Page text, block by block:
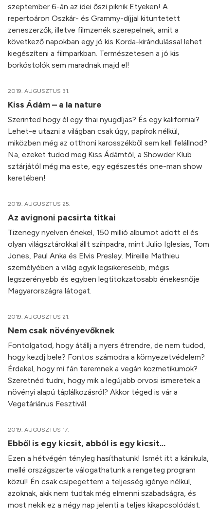
szeptember 6-án az idei őszi piknik Etyeken! A
repertoáron Oszkár- és Grammy-díjjal kitüntetett
zeneszerzők, illetve filmzenék szerepelnek, amit a
következő napokban egy jó kis Korda-kirándulással lehet
kiegészíteni a filmparkban. Természetesen a jó kis
borkóstolók sem maradnak majd el!
2019. AUGUSZTUS 31.
Kiss Ádám – a la nature
Szerinted hogy él egy thai nyugdíjas? És egy kaliforniai?
Lehet-e utazni a világban csak úgy, papírok nélkül,
miközben még az otthoni karosszékből sem kell felállnod?
Na, ezeket tudod meg Kiss Ádámtól, a Showder Klub
sztárjától még ma este, egy egészestés one-man show
keretében!
2019. AUGUSZTUS 25.
Az avignoni pacsirta titkai
Tizenegy nyelven énekel, 150 millió albumot adott el és
olyan világsztárokkal állt színpadra, mint Julio Iglesias, Tom
Jones, Paul Anka és Elvis Presley. Mireille Mathieu
személyében a világ egyik legsikeresebb, mégis
legszerényebb és egyben legtitokzatosabb énekesnője
Magyarországra látogat.
2019. AUGUSZTUS 21.
Nem csak növényevőknek
Fontolgatod, hogy átállj a nyers étrendre, de nem tudod,
hogy kezdj bele? Fontos számodra a környezetvédelem?
Érdekel, hogy mi fán teremnek a vegán kozmetikumok?
Szeretnéd tudni, hogy mik a legújabb orvosi ismeretek a
növényi alapú táplálkozásról? Akkor téged is vár a
Vegetáriánus Fesztivál.
2019. AUGUSZTUS 17.
Ebből is egy kicsit, abból is egy kicsit…
Ezen a hétvégén tényleg hasíthatunk! Ismét itt a kánikula,
mellé országszerte válogathatunk a rengeteg program
közül! Én csak csipegettem a teljesség igénye nélkül,
azoknak, akik nem tudtak még elmenni szabadságra, és
most nekik ez a négy nap jelenti a teljes kikapcsolódást.